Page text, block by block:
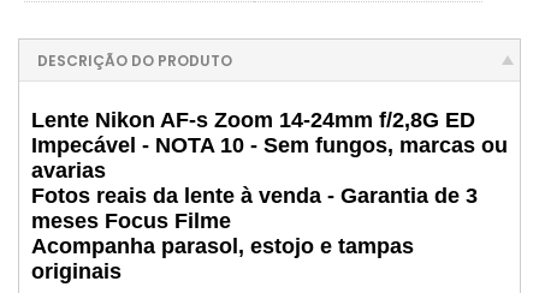
DESCRIÇÃO DO PRODUTO
Lente Nikon AF-s Zoom 14-24mm f/2,8G ED
Impecável - NOTA 10 - Sem fungos, marcas ou
avarias
Fotos reais da lente à venda - Garantia de 3
meses Focus Filme
Acompanha parasol, estojo e tampas
originais